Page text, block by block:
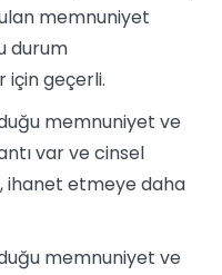
memnuniyet
durum
için geçerli.
memnuniyet ve
var ve cinsel
ihanet etmeye daha
memnuniyet ve